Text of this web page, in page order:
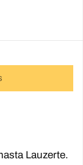
Lauzerte.